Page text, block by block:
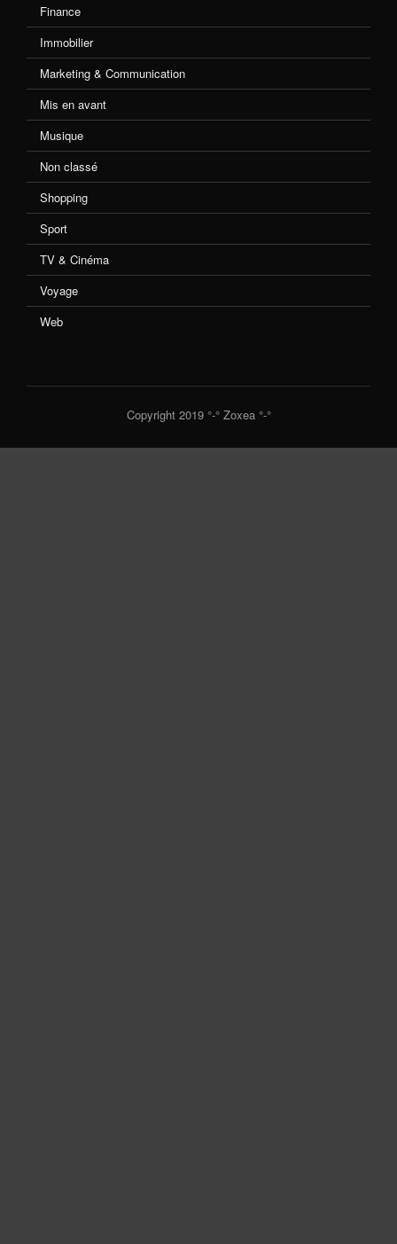
Finance
Immobilier
Marketing & Communication
Mis en avant
Musique
Non classé
Shopping
Sport
TV & Cinéma
Voyage
Web
Copyright 2019 °-° Zoxea °-°